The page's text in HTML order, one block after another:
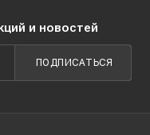
и новостей
ПОДПИСАТЬСЯ